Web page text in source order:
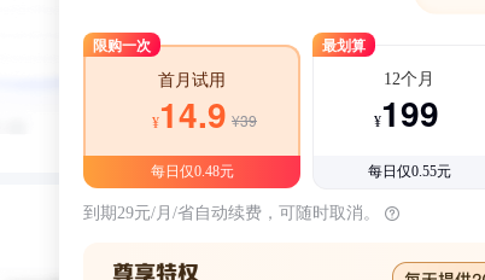
限购一次
首月试用
¥14.9 ¥39
每日仅0.48元
最划算
12个月
¥199
每日仅0.55元
到期29元/月/省自动续费，可随时取消。